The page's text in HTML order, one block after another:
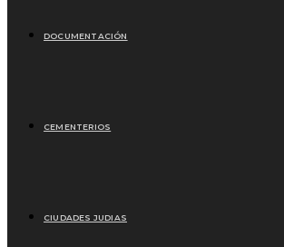
DOCUMENTACIÓN
CEMENTERIOS
CIUDADES JUDIAS